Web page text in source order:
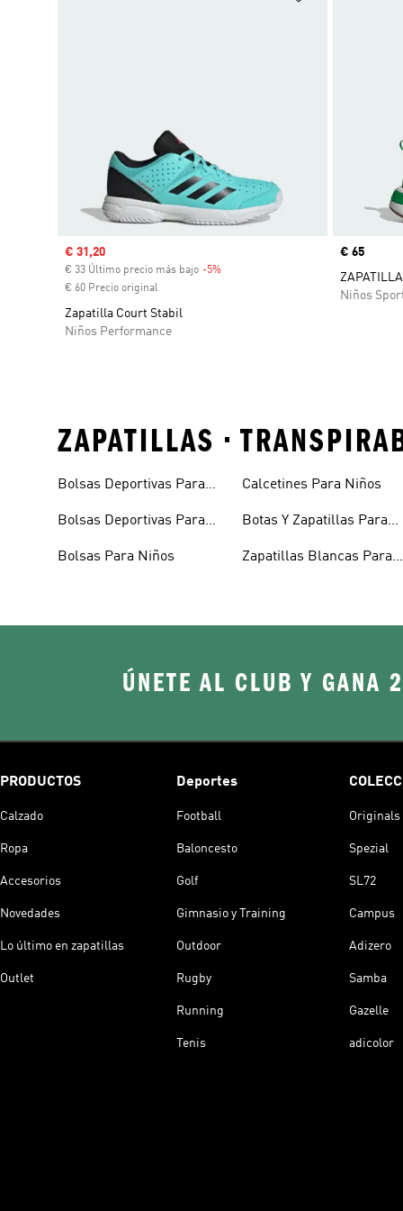
Precio de venta
€ 31,20
€ 33 Último precio más bajo -5%
€ 60 Precio original
Zapatilla Court Stabil
Niños Performance
Precio
€ 65
Niños
ZAPATILLAS •
Bolsas Deportivas Para
Bolsas Deportivas Para
Bolsas Para Niños
Calcetines Para Niños
Botas Y Zapatillas Para
Zapatillas Blancas Para
ÚNETE AL CLUB Y GANA
PRODUCTOS
Calzado
Ropa
Accesorios
Novedades
Lo último en zapatillas
Outlet
Deportes
Football
Baloncesto
Golf
Gimnasio y Training
Outdoor
Rugby
Running
Tenis
Originals
Spezial
SL72
Campus
Adizero
Samba
Gazelle
adicolor